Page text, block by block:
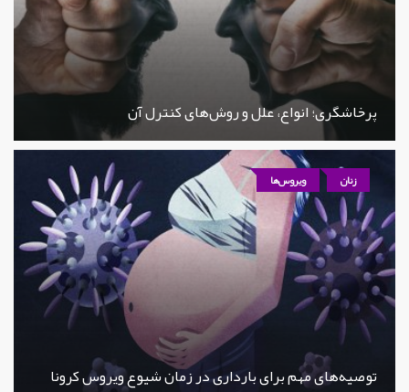
پرخاشگری؛ انواع، علل و روش‌های کنترل آن
زنان ویروس‌ها
توصیه‌های مهم برای بارداری در زمان شیوع ویروس کرونا